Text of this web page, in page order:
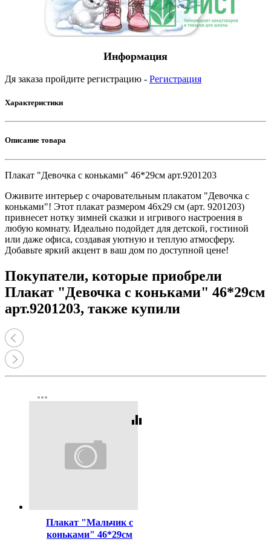
Информация
Дя заказа пройдите регистрацию - Регистрация
Характеристики
Описание товара
Плакат "Девочка с коньками" 46*29см арт.9201203
Оживите интерьер с очаровательным плакатом "Девочка с
коньками"! Этот плакат размером 46x29 см (арт. 9201203)
привнесет нотку зимней сказки и игривого настроения в
любую комнату. Идеально подойдет для детской, гостиной
или даже офиса, создавая уютную и теплую атмосферу.
Добавьте яркий акцент в ваш дом по доступной цене!
Покупатели, которые приобрели
Плакат "Девочка с коньками" 46*29см
арт.9201203, также купили
more_horiz
equalizer
Плакат "Мальчик с
коньками" 46*29см